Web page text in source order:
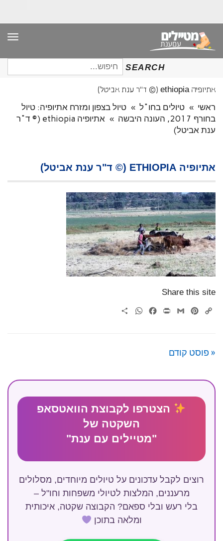
SEARCH
חיפוש
עבור:
אתיופיה ethiopia (© ד"ר ענת אביטל)
ראשי » טיולים בחו"ל » טיול בצפון ומזרח אתיופיה: טיול
בחורף 2017, העונה היבשה
»
אתיופיה ethiopia (© ד"ר
ענת אביטל)
אתיופיה ETHIOPIA (© ד"ר ענת אביטל)
Share this site
Copy
Pinterest
Gmail
Print
Facebook
WhatsApp
« פוסט קודם
הצטרפו לקבוצת הוואטסאפ
השקטה של
"מטיילים עם ענת"
רוצים לקבל עדכונים על טיולים מיוחדים, מסלולים
מרעננים, המלצות לטיולי משפחות וחו"ל –
בלי רעש ובלי ספאם? הקבוצה שקטה, איכותית
ומלאה בתוכן